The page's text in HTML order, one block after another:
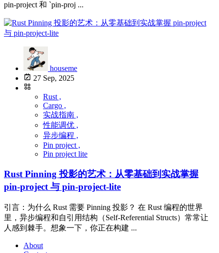
pin-project 和 `pin-proj ...
houseme
27 Sep, 2025
Rust ,
Cargo ,
实战指南 ,
性能调优 ,
异步编程 ,
Pin project ,
Pin project lite
Rust Pinning 投影的艺术：从零基础到实战掌握
pin-project 与 pin-project-lite
引言：为什么 Rust 需要 Pinning 投影？ 在 Rust 编程的世界
里，异步编程和自引用结构（Self-Referential Structs）常常让
人感到棘手。想象一下，你正在构建 ...
About